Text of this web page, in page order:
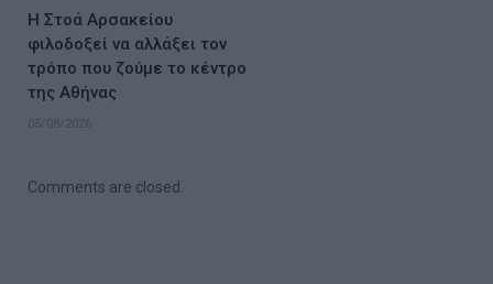
Η Στοά Αρσακείου
φιλοδοξεί να αλλάξει τον
τρόπο που ζούμε το κέντρο
της Αθήνας
05/08/2026
Comments are closed.